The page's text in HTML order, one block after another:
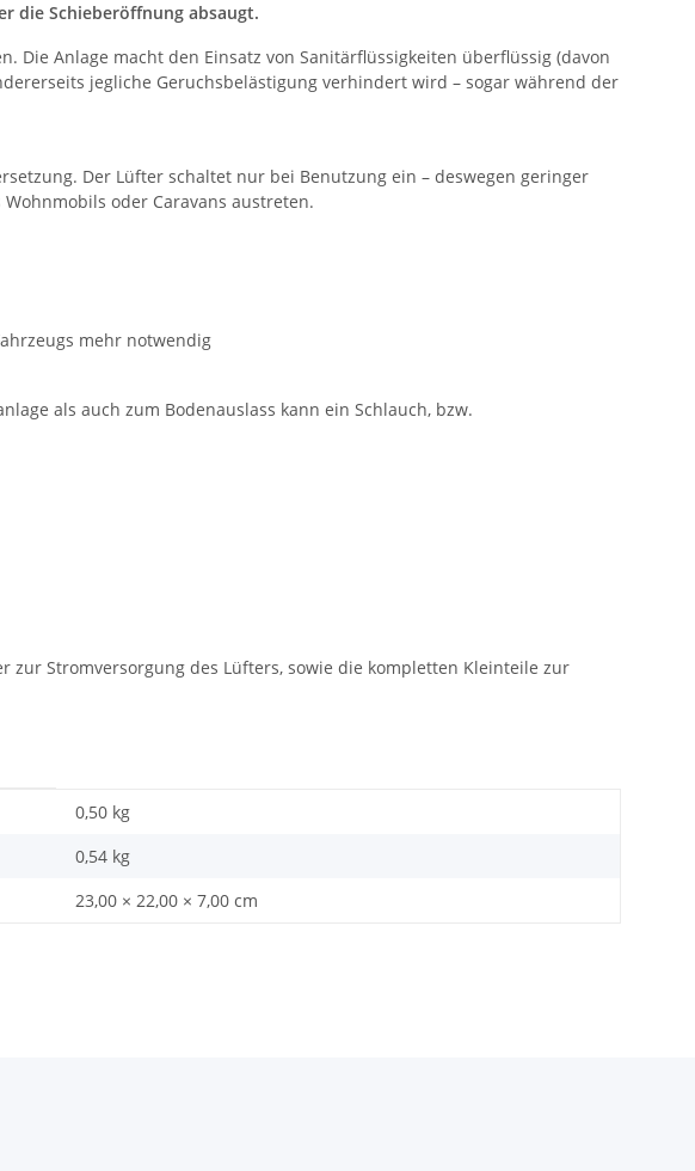
die Schieberöffnung absaugt.
Anlage macht den Einsatz von Sanitärflüssigkeiten überflüssig (davon
jegliche Geruchsbelästigung verhindert wird – sogar während der
Der Lüfter schaltet nur bei Benutzung ein – deswegen geringer
oder Caravans austreten.
mehr notwendig
als auch zum Bodenauslass kann ein Schlauch, bzw.
Stromversorgung des Lüfters, sowie die kompletten Kleinteile zur
0,50 kg
0,54 kg
23,00 × 22,00 × 7,00 cm